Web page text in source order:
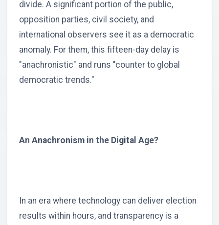
divide. A significant portion of the public,
opposition parties, civil society, and
international observers see it as a democratic
anomaly. For them, this fifteen-day delay is
"anachronistic" and runs "counter to global
democratic trends."
An Anachronism in the Digital Age?
In an era where technology can deliver election
results within hours, and transparency is a